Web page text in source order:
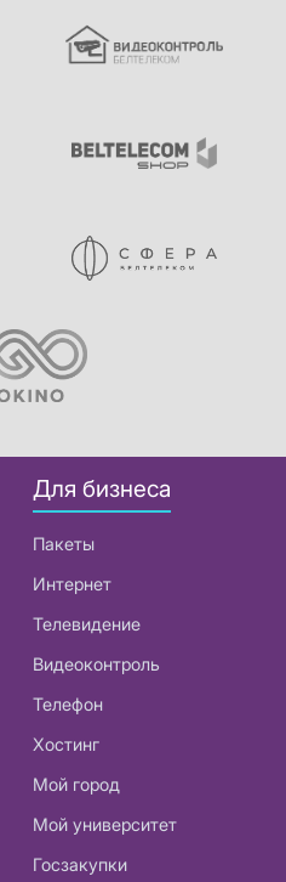
Для бизнеса
Пакеты
Интернет
Телевидение
Видеоконтроль
Телефон
Хостинг
Мой город
Мой университет
Госзакупки